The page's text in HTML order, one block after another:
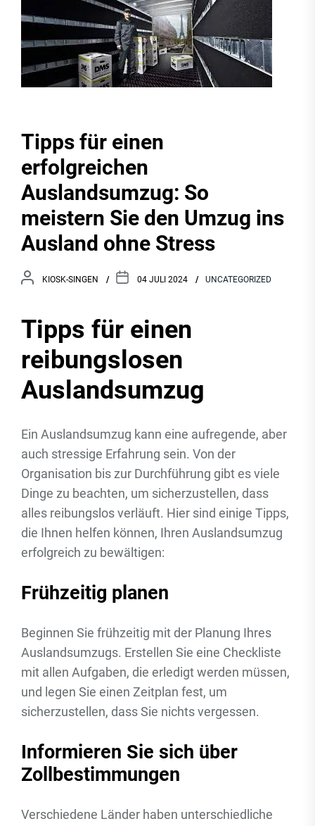
Tipps für einen
erfolgreichen
Auslandsumzug: So
meistern Sie den Umzug ins
Ausland ohne Stress
KIOSK-SINGEN 04 JULI 2024 UNCATEGORIZED
Tipps für einen
reibungslosen
Auslandsumzug
Ein Auslandsumzug kann eine aufregende, aber
auch stressige Erfahrung sein. Von der
Organisation bis zur Durchführung gibt es viele
Dinge zu beachten, um sicherzustellen, dass
alles reibungslos verläuft. Hier sind einige Tipps,
die Ihnen helfen können, Ihren Auslandsumzug
erfolgreich zu bewältigen:
Frühzeitig planen
Beginnen Sie frühzeitig mit der Planung Ihres
Auslandsumzugs. Erstellen Sie eine Checkliste
mit allen Aufgaben, die erledigt werden müssen,
und legen Sie einen Zeitplan fest, um
sicherzustellen, dass Sie nichts vergessen.
Informieren Sie sich über
Zollbestimmungen
Verschiedene Länder haben unterschiedliche